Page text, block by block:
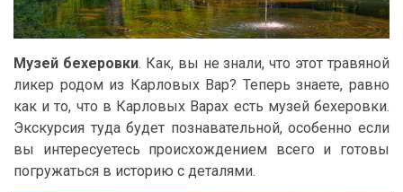
Музей бехеровки. Как, вы не знали, что этот травяной
ликер родом из Карловых Вар? Теперь знаете, равно
как и то, что в Карловых Варах есть музей бехеровки.
Экскурсия туда будет познавательной, особенно если
вы интересуетесь происхождением всего и готовы
погружаться в историю с деталями.